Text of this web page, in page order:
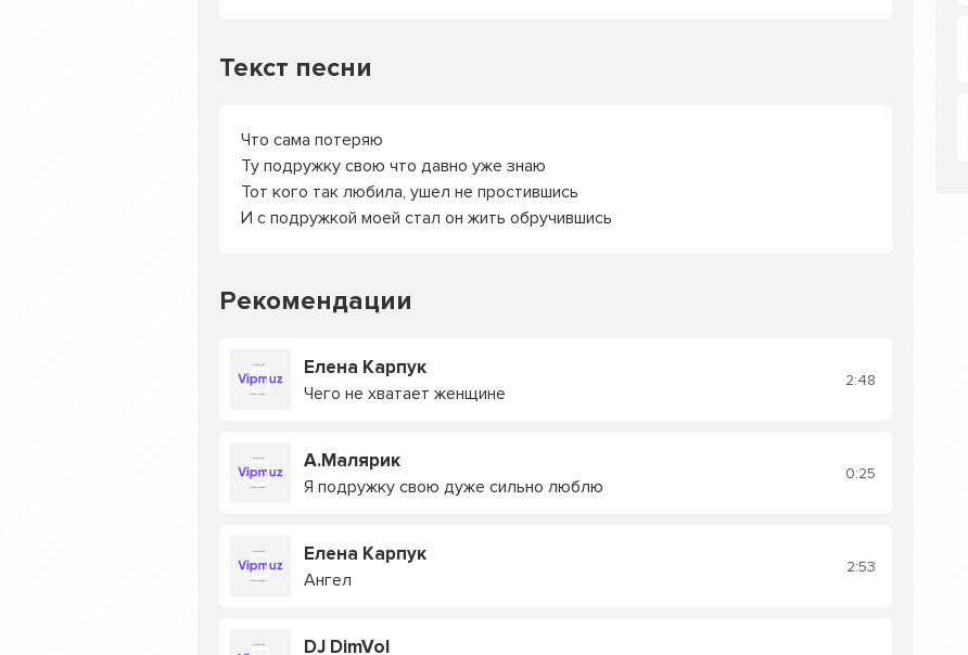
Текст песни
Что сама потеряю
Ту подружку свою что давно уже знаю
Тот кого так любила, ушел не простившись
И с подружкой моей стал он жить обручившись
Рекомендации
Елена Карпук
Чего не хватает женщине
2:48
А.Малярик
Я подружку свою дуже сильно люблю
0:25
Елена Карпук
Ангел
2:53
DJ DimVol